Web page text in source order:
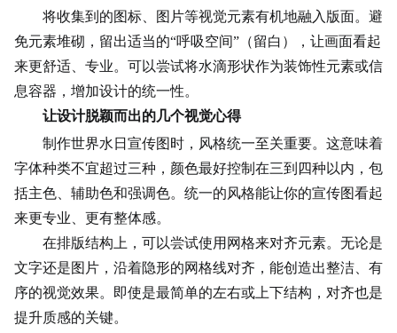
将收集到的图标、图片等视觉元素有机地融入版面。避
免元素堆砌，留出适当的“呼吸空间”（留白），让画面看起
来更舒适、专业。可以尝试将水滴形状作为装饰性元素或信
息容器，增加设计的统一性。
让设计脱颖而出的几个视觉心得
制作世界水日宣传图时，风格统一至关重要。这意味着
字体种类不宜超过三种，颜色最好控制在三到四种以内，包
括主色、辅助色和强调色。统一的风格能让你的宣传图看起
来更专业、更有整体感。
在排版结构上，可以尝试使用网格来对齐元素。无论是
文字还是图片，沿着隐形的网格线对齐，能创造出整洁、有
序的视觉效果。即使是最简单的左右或上下结构，对齐也是
提升质感的关键。